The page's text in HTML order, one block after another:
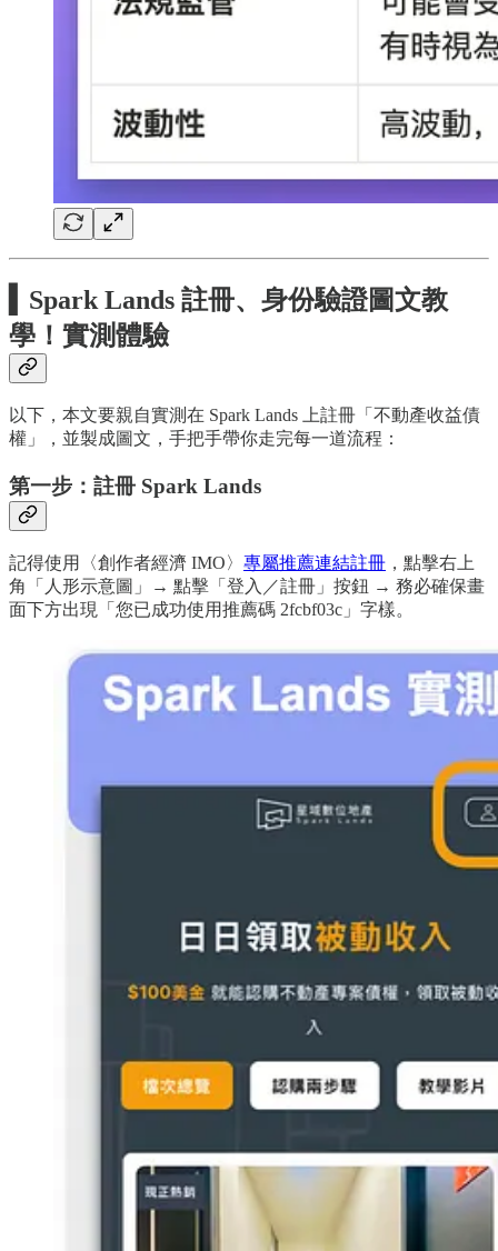
Spark Lands 註冊、身份驗證圖文教
學！實測體驗
以下，本文要親自實測在 Spark Lands 上註冊「不動產收益債
權」，並製成圖文，手把手帶你走完每一道流程：
第一步：註冊 Spark Lands
記得使用〈創作者經濟 IMO〉 專屬推薦連結註冊 ，點擊右上
角「人形示意圖」→ 點擊「登入／註冊」按鈕 → 務必確保畫
面下方出現「您已成功使用推薦碼 2fcbf03c」字樣。